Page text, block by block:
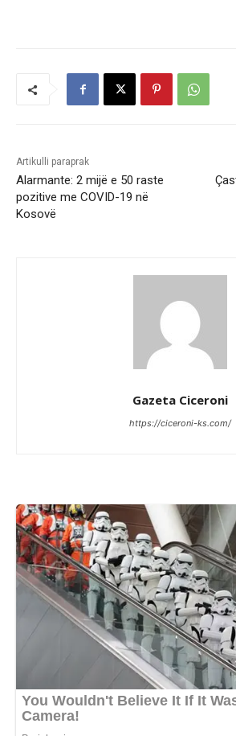
Artikulli paraprak
Alarmante: 2 mijë e 50 raste
pozitive me COVID-19 në
Kosovë
Gazeta Ciceroni
https://ciceroni-ks.com/